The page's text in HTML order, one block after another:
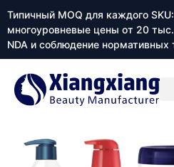
Типичный MOQ для каждого
многоуровневые цены от 20
NDA и соблюдение нормативных